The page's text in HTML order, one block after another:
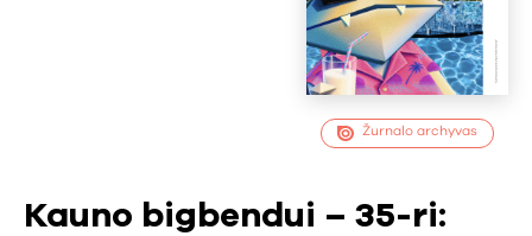
Žurnalo archyvas
Kauno bigbendui – 35-ri: